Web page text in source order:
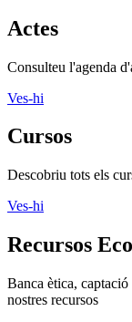
Actes
Consulteu l'agenda
Ves-hi
Cursos
Descobriu tots els
Ves-hi
Recursos
Banca ètica,
nostres recursos